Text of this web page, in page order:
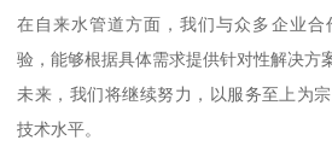
在自来水管道方面，我们与众多企业
验，能够根据具体需求提供针对性解决方
未来，我们将继续努力，以服务至上为
技术水平。